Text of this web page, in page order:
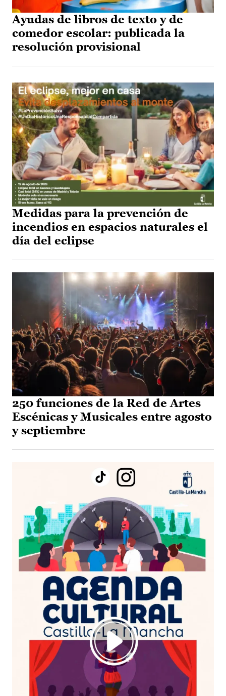
Ayudas de libros de texto y de
comedor escolar: publicada la
resolución provisional
Medidas para la prevención de
incendios en espacios naturales el
día del eclipse
250 funciones de la Red de Artes
Escénicas y Musicales entre agosto
y septiembre